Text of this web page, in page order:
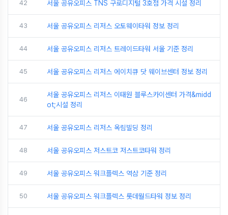
42 서울 공유오피스 TNS 구로디지털 3호점 가격 시설 정리
43 서울 공유오피스 리저스 오토웨이타워 정보 정리
44 서울 공유오피스 리저스 트레이드타워 서울 기준 정리
45 서울 공유오피스 리저스 에이치큐 닷 웨이브센터 정보 정리
46
서울 공유오피스 리저스 이태원 블루스카이센터 가격&midd
ot;시설 정리
47 서울 공유오피스 리저스 옥림빌딩 정리
48 서울 공유오피스 저스트코 저스트코타워 정리
49 서울 공유오피스 워크플렉스 역삼 기준 정리
50 서울 공유오피스 워크플렉스 롯데월드타워 정보 정리